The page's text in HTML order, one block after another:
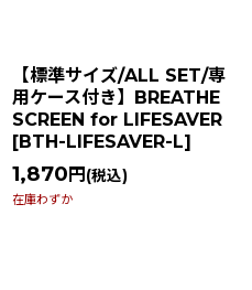
【標準サイズ/ALL SET/専
用ケース付き】BREATHE
SCREEN for LIFESAVER
[BTH-LIFESAVER-L]
1,870 円 (税込)
在庫わずか